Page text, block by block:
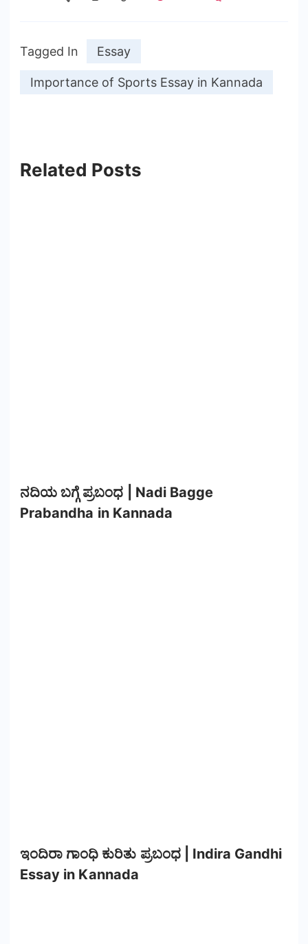
Tagged In Essay
Importance of Sports Essay in Kannada
Related Posts
ನದಿಯ ಬಗ್ಗೆ ಪ್ರಬಂಧ | Nadi Bagge
Prabandha in Kannada
ಇಂದಿರಾ ಗಾಂಧಿ ಕುರಿತು ಪ್ರಬಂಧ | Indira Gandhi
Essay in Kannada